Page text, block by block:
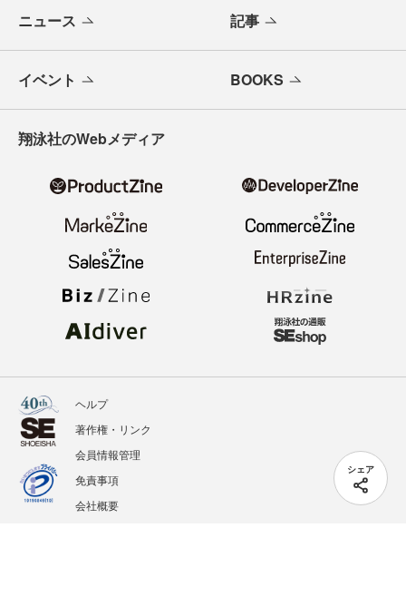
シェア
ニュース 記事
イベント BOOKS
翔泳社のWebメディア
ヘルプ
著作権・リンク
会員情報管理
免責事項
会社概要